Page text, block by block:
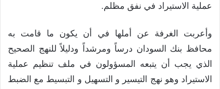
عملية الاستيراد في نفق مظلم.
وأعربت الغرفة عن أملها في أن يكون ما قامت به
محافظ بنك السودان درساً ومرشداً ودليلاً للنهج الصحيح
الذي يجب أن يتبعه المسؤولون في ملف تنظيم عملية
الاستيراد وهو نهج التيسير و التسهيل و التبسيط مع الضبط